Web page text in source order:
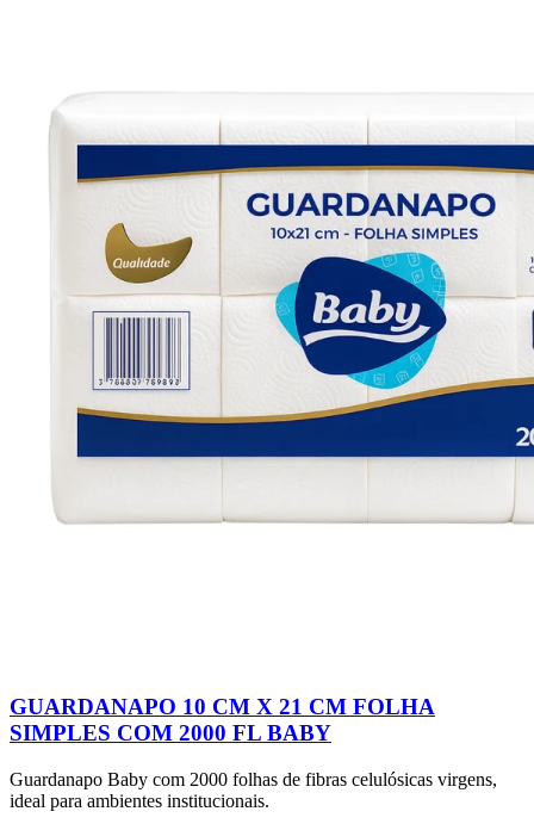
GUARDANAPO 10 CM X 21 CM FOLHA
SIMPLES COM 2000 FL BABY
Guardanapo Baby com 2000 folhas de fibras celulósicas virgens,
ideal para ambientes institucionais.